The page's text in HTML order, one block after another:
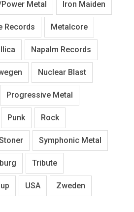
Metal Iron Maiden
Records Metalcore
Napalm Records
Nuclear Blast
Progressive Metal
Punk Rock
Symphonic Metal
Tribute
USA Zweden